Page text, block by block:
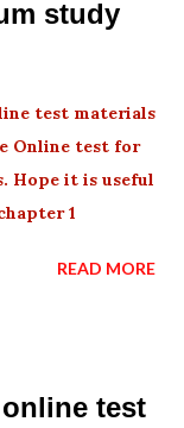
study
test materials
Online test for
Hope it is useful
1
READ MORE
test